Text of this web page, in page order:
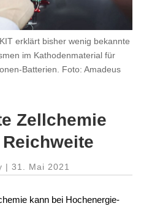
erklärt bisher wenig bekannte
im Kathodenmaterial für
Batterien. Foto: Amadeus
Zell­chemie
| 31. Mai 2021
kann bei Hochenergie-​